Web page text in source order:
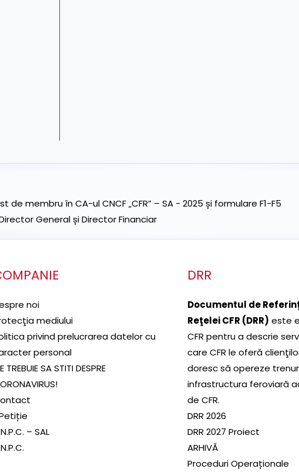
membru în CA-ul CNCF „CFR” – SA - 2025 și formulare F1-F5
General și Director Financiar
noi
mediului
privind prelucrarea datelor cu
personal
TREBUIE SA STITI DESPRE
– SAL
DRR
Documentul de
Reţelei CFR (DRR) este
CFR pentru a descrie
care CFR le oferă
doresc să opereze
infrastructura feroviară
de CFR.
DRR 2026
DRR 2027 Proiect
ARHIVĂ
Proceduri Operaționale